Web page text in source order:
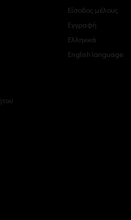
Είσοδος μέλους
Εγγραφή
Ελληνικά
English language